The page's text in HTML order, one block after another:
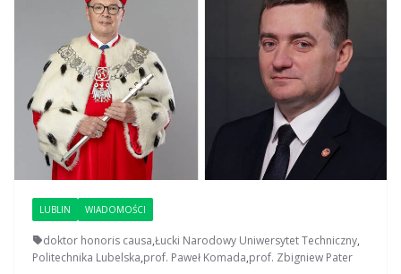
LUBLIN WIADOMOŚCI
doktor honoris causa,Łucki Narodowy Uniwersytet Techniczny,
Politechnika Lubelska,prof. Paweł Komada,prof. Zbigniew Pater